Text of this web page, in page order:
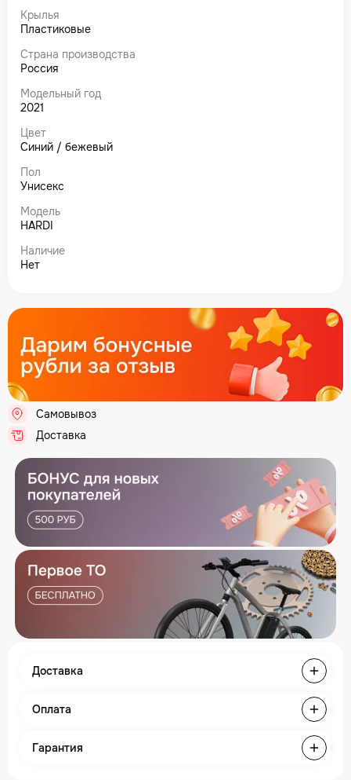
Крылья
Пластиковые
Страна производства
Россия
Модельный год
2021
Цвет
Синий / бежевый
Пол
Унисекс
Модель
HARDI
Наличие
Нет
Самовывоз
Доставка
Доставка
Оплата
Гарантия